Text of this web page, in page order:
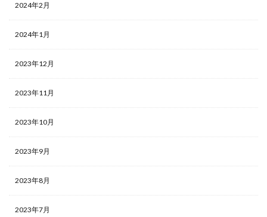
2024年2月
2024年1月
2023年12月
2023年11月
2023年10月
2023年9月
2023年8月
2023年7月